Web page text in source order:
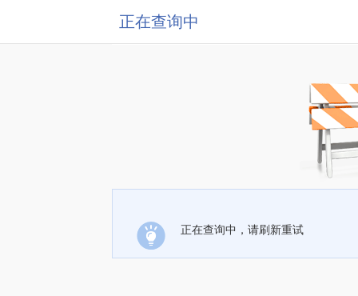
正在查询中
正在查询中，请刷新重试